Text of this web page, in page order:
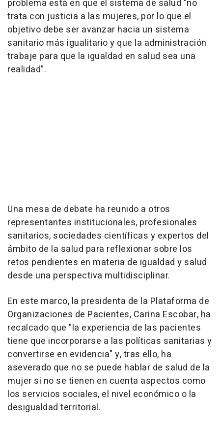
problema está en que el sistema de salud "no
trata con justicia a las mujeres, por lo que el
objetivo debe ser avanzar hacia un sistema
sanitario más igualitario y que la administración
trabaje para que la igualdad en salud sea una
realidad".
Una mesa de debate ha reunido a otros
representantes institucionales, profesionales
sanitarios, sociedades científicas y expertos del
ámbito de la salud para reflexionar sobre los
retos pendientes en materia de igualdad y salud
desde una perspectiva multidisciplinar.
En este marco, la presidenta de la Plataforma de
Organizaciones de Pacientes, Carina Escobar, ha
recalcado que "la experiencia de las pacientes
tiene que incorporarse a las políticas sanitarias y
convertirse en evidencia" y, tras ello, ha
aseverado que no se puede hablar de salud de la
mujer si no se tienen en cuenta aspectos como
los servicios sociales, el nivel económico o la
desigualdad territorial.